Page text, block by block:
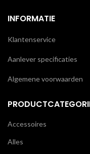
INFORMATIE
Klantenservice
Aanlever specificaties
Algemene voorwaarden
Accessoires
Alles